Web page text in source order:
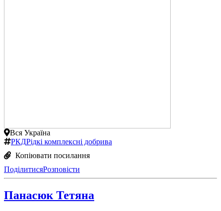
Вся Україна
РКДРідкі комплексні добрива
Копіювати посилання
ПоділитисяРозповісти
Панасюк Тетяна